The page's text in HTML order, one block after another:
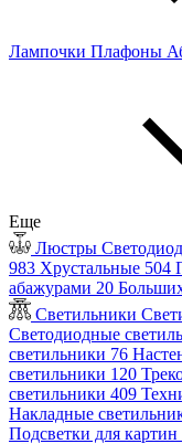
Лампочки Плафоны
Еще
Люстры
983 Хрустальные 504
абажурами 20
Светильники
Светодиодные
светильники 76
светильники 120
светильники 409
Накладные
Подсветки для картин